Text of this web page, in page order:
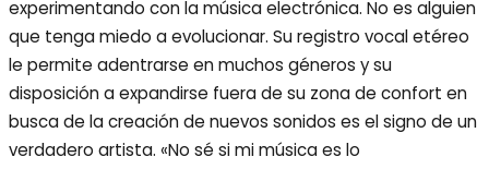
experimentando con la música electrónica. No es alguien
que tenga miedo a evolucionar. Su registro vocal etéreo
le permite adentrarse en muchos géneros y su
disposición a expandirse fuera de su zona de confort en
busca de la creación de nuevos sonidos es el signo de un
verdadero artista. «No sé si mi música es lo